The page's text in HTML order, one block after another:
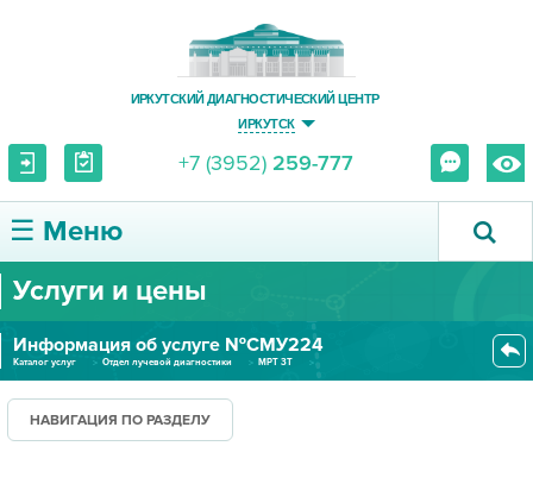
ИРКУТСКИЙ ДИАГНОСТИЧЕСКИЙ ЦЕНТР
ИРКУТСК
+7 (3952) 259-777
☰ Меню
О ЦЕНТРЕ
УСЛУГИ И ЦЕНЫ
ПАЦИЕНТУ
Услуги и цены
Информация об услуге №СМУ224
Каталог услуг Отдел лучевой диагностики
МРТ 3Т
НАВИГАЦИЯ ПО РАЗДЕЛУ